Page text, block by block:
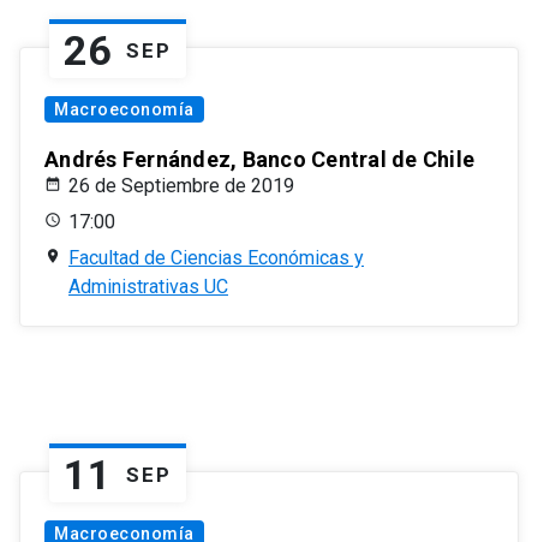
26 SEP
Macroeconomía
Andrés Fernández, Banco Central de Chile
26 de Septiembre de 2019
17:00
Facultad de Ciencias Económicas y
Administrativas UC
11 SEP
Macroeconomía